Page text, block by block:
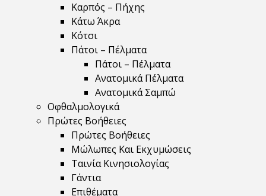
Καρπός – Πήχης
Κάτω Άκρα
Κότσι
Πάτοι – Πέλματα
Πάτοι – Πέλματα
Ανατομικά Πέλματα
Ανατομικά Σαμπώ
Οφθαλμολογικά
Πρώτες Βοήθειες
Πρώτες Βοήθειες
Μώλωπες Και Εκχυμώσεις
Ταινία Κινησιολογίας
Γάντια
Επιθέματα